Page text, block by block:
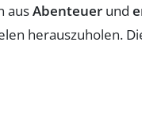
ausAbenteuer und
herauszuholen.